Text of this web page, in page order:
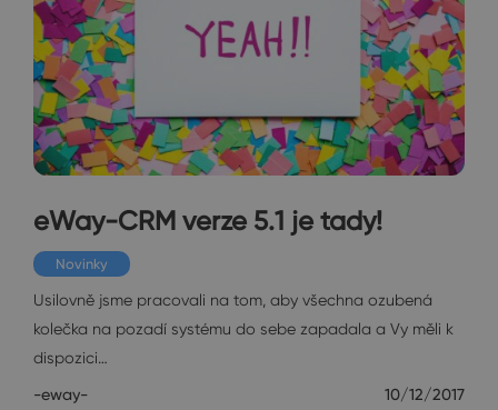
eWay-CRM verze 5.1 je tady!
Novinky
Usilovně jsme pracovali na tom, aby všechna ozubená
kolečka na pozadí systému do sebe zapadala a Vy měli k
dispozici…
-eway- 10/12/2017